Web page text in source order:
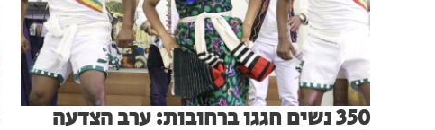
350 נשים חגגו ברחובות: ערב הצדעה